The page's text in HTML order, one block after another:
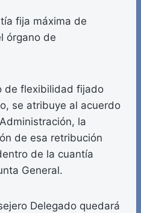
fija máxima de
órgano de
de flexibilidad fijado
se atribuye al acuerdo
la
de esa retribución
de la cuantía
General.
Delegado quedará